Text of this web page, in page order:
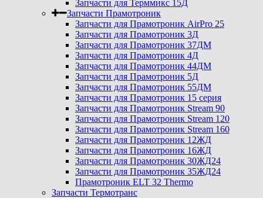
Запчасти для Терммикс 15Д
Запчасти Прамотроник
Запчасти для Прамотроник AirPro 25
Запчасти для Прамотроник 3Д
Запчасти для Прамотроник 37ДМ
Запчасти для Прамотроник 4Д
Запчасти для Прамотроник 44ДМ
Запчасти для Прамотроник 5Д
Запчасти для Прамотроник 55ДМ
Запчасти для Прамотроник 15 серия
Запчасти для Прамотроник Stream 90
Запчасти для Прамотроник Stream 120
Запчасти для Прамотроник Stream 160
Запчасти для Прамотроник 12ЖД
Запчасти для Прамотроник 16ЖД
Запчасти для Прамотроник 30ЖД24
Запчасти для Прамотроник 35ЖД24
Прамотроник ELT 32 Thermo
Запчасти Термотранс